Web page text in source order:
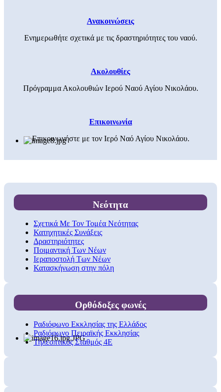
Ανακοινώσεις
Ενημερωθήτε σχετικά με τις δραστηριότητες του ναού.
Ακολουθίες
Πρόγραμμα Ακολουθιών Ιερού Ναού Αγίου Νικολάου.
Επικοινωνία
Επικοινωνήστε με τον Ιερό Ναό Αγίου Νικολάου.
Νεότητα
Σχετικά Με Τον Τομέα Νεότητας
Κατηχητικές Συνάξεις
Δραστηριότητες
Ποιμαντική Των Νέων
Ιεραποστολή Των Νέων
Κατασκήνωση στην πόλη
Ορθόδοξες φωνές
Ραδιόφωνο Εκκλησίας της Ελλάδος
Ραδιόφωνο Πειραϊκής Εκκλησίας
Τηλεοπτικός Σταθμός 4Ε